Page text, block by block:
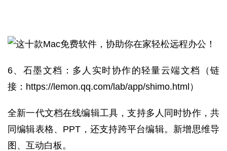
6、 石墨文档：多人实时协作的轻量云端文档（链
接： https://lemon.qq.com/lab/app/shimo.html ）
全新一代文档在线编辑工具，支持多人同时协作，共
同编辑表格、PPT，还支持跨平台编辑。新增思维导
图、互动白板。